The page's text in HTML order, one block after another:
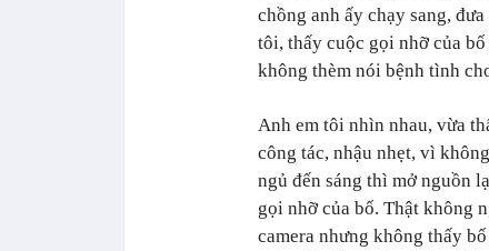
chồng anh ấy chạy sang,
tôi, thấy cuộc gọi nhỡ của
không thèm nói bệnh tình
Anh em tôi nhìn nhau, vừa
công tác, nhậu nhẹt, vì
ngủ đến sáng thì mở nguồn
gọi nhỡ của bố. Thật không
camera nhưng không thấy